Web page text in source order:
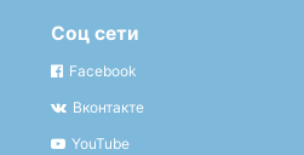
Соц сети
Facebook
Вконтакте
YouTube